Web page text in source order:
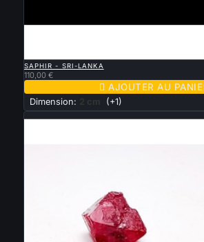
SAPHIR - SRI-LANKA
110,00 €
 AJOUTER AU
Dimension: 2 cm (+1)
Nouveau